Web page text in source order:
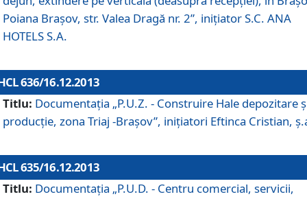
Poiana Braşov, str. Valea Dragă nr. 2”, iniţiator S.C. ANA
HOTELS S.A.
636/16.12.2013
Titlu: Documentaţia „P.U.Z. - Construire Hale depozitare
producţie, zona Triaj -Braşov”, iniţiatori Eftinca Cristian,
635/16.12.2013
Titlu: Documentaţia „P.U.D. - Centru comercial, servicii,